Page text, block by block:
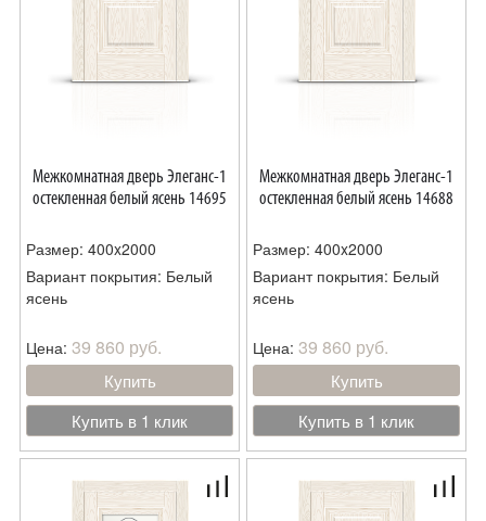
Межкомнатная дверь Элеганс-1
остекленная белый ясень 14695
Размер: 400x2000
Вариант покрытия: Белый
ясень
Цена: 39 860 руб.
Купить
Купить в 1 клик
Межкомнатная дверь Элеганс-1
остекленная белый ясень 14688
Размер: 400x2000
Вариант покрытия: Белый
ясень
Цена: 39 860 руб.
Купить
Купить в 1 клик